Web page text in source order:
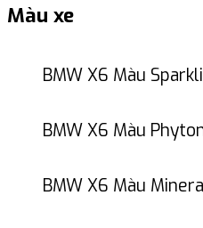
Màu xe
BMW X6 Màu
BMW X6 Màu
BMW X6 Màu